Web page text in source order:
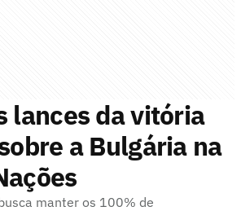
lances da vitória
a Bulgária na
manter os 100% de